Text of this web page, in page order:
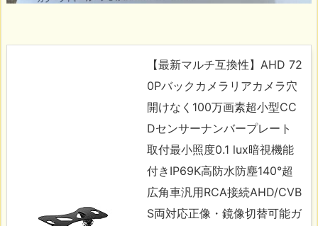
【最新マルチ互換性】AHD 72
0Pバックカメラリアカメラ穴
開けなく100万画素超小型CC
Dセンサーナンバープレート
取付最小照度0.1 lux暗視機能
付きIP69K高防水防塵140°超
広角車汎用RCA接続AHD/CVB
S両対応正像・鏡像切替可能ガ